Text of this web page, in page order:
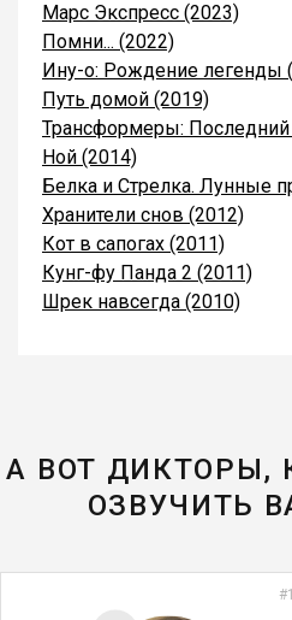
Марс Экспресс (2023)
Помни... (2022)
Ину-о: Рождение легенды
Путь домой (2019)
Трансформеры:
Ной (2014)
Белка и Стрелка. Лунные
Хранители снов (2012)
Кот в сапогах (2011)
Кунг-фу Панда 2 (2011)
Шрек навсегда (2010)
А ВОТ ДИКТОРЫ,
ОЗВУЧИТЬ